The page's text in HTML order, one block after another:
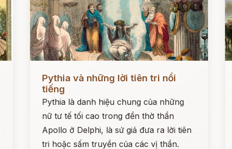
Pythia và những lời tiên tri nổi
tiếng
Pythia là danh hiệu chung của những
nữ tư tế tối cao trong đền thờ thần
Apollo ở Delphi, là sứ giả đưa ra lời tiên
tri hoặc sấm truyền của các vị thần.